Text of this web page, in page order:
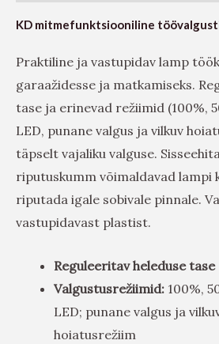
KD mitmefunktsiooniline
Praktiline ja vastupidav lamp
garaažidesse ja matkamiseks.
tase ja erinevad režiimid (100%,
LED, punane valgus ja vilkuv
täpselt vajaliku valguse.
riputuskumm võimaldavad lampi
riputada igale sobivale pinnale.
vastupidavast plastist.
Reguleeritav heleduse tase
Valgustusrežiimid: 100%,
LED; punane valgus ja
hoiatusrežiim